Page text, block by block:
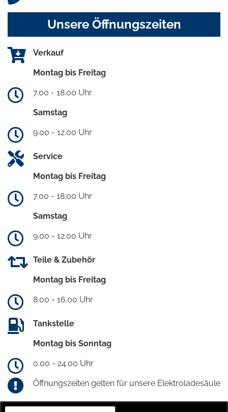
Unsere Öffnungszeiten
Verkauf
Montag bis Freitag
7.00 - 18.00 Uhr
Samstag
9.00 - 12.00 Uhr
Service
Montag bis Freitag
7.00 - 18.00 Uhr
Samstag
9.00 - 12.00 Uhr
Teile & Zubehör
Montag bis Freitag
8.00 - 16.00 Uhr
Tankstelle
Montag bis Sonntag
0.00 - 24.00 Uhr
Öffnungszeiten gelten für unsere Elektroladesäule